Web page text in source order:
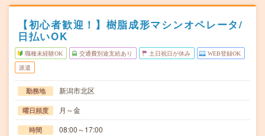
【初心者歓迎！】樹脂成形マシンオペレータ/
日払いOK
職種未経験OK 交通費別途支給あり 土日祝日が休み WEB登録OK
派遣
勤務地 新潟市北区
曜日頻度 月～金
時間 08:00～17:00